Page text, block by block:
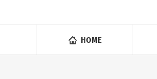
HOME